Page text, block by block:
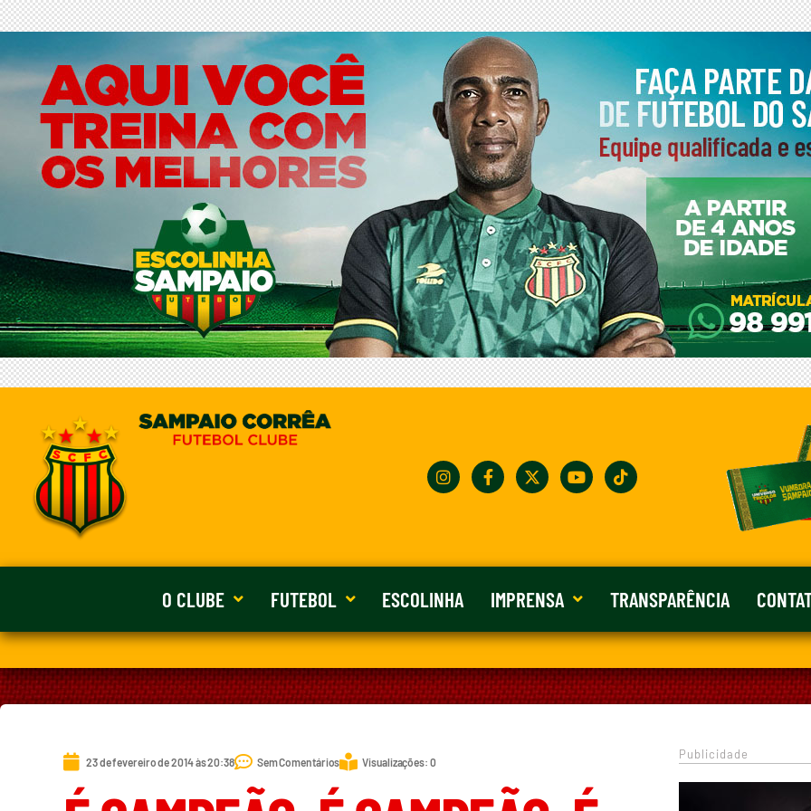
O CLUBE FUTEBOL ESCOLINHA IMPRENSA TRANSPARÊNCIA
23 de fevereiro de 2014 às 20:38 Sem Comentários Visualizações: 0
Publicidade